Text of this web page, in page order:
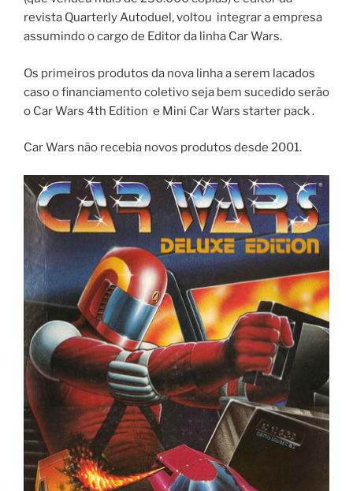
revista Quarterly Autoduel, voltou integrar a empresa
assumindo o cargo de Editor da linha Car Wars.
Os primeiros produtos da nova linha a serem lacados
caso o financiamento coletivo seja bem sucedido serão
o Car Wars 4th Edition e Mini Car Wars starter pack .
Car Wars não recebia novos produtos desde 2001.